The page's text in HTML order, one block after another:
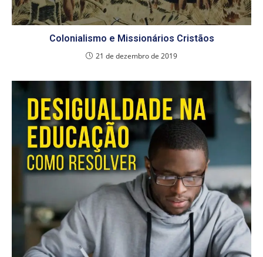
Colonialismo e Missionários Cristãos
21 de dezembro de 2019